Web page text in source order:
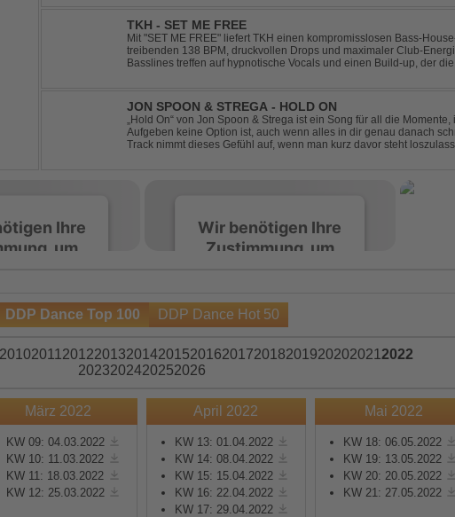
TKH - SET ME FREE
Mit "SET ME FREE" liefert TKH einen kompromisslosen Bass-
treibenden 138 BPM, druckvollen Drops und maximaler Club-
Basslines treffen auf hypnotische Vocals und einen Build-up, der
JON SPOON & STREGA - HOLD ON
„Hold On“ von Jon Spoon & Strega ist ein Song für all die Momente,
Aufgeben keine Option ist, auch wenn alles in dir genau danach
Track nimmt dieses Gefühl auf, wenn man kurz davor steht
Ihre
um
Spotify,
einzubetten.
sammeln.
Sie die Details
stimmen Sie
des Service
Inhalte
Wir benötigen Ihre
Zustimmung, um
Wir verwenden Spotify,
um Inhalte einzubetten.
Aktivitäten sammeln.
Bitte lesen Sie die Details
durch und stimmen Sie
der Nutzung des Service
zu, um diese Inhalte
anzuzeigen.
DDP Dance Top 100 DDP Dance Hot 50
20102011 2012201320142015201620172018201920202021 2022
2023202420252026
März 2022
KW 09: 04.03.2022
KW 10: 11.03.2022
KW 11: 18.03.2022
KW 12: 25.03.2022
April 2022
KW 13: 01.04.2022
KW 14: 08.04.2022
KW 15: 15.04.2022
KW 16: 22.04.2022
KW 17: 29.04.2022
Mai 2022
KW 18: 06.05.2022
KW 19: 13.05.2022
KW 20: 20.05.2022
KW 21: 27.05.2022